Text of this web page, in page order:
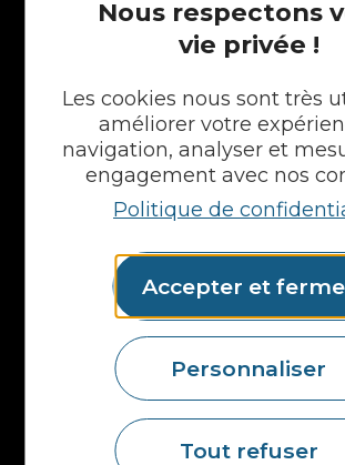
Nous respectons
vie privée !
Les cookies nous sont très
améliorer votre
navigation, analyser et
engagement avec nos
Politique de
Accepter et
Personnaliser
Tout refuser
Plans en Stratifié
Plans en Compact
Crédences
Cuves
Portes et façades
Formes spéciales
Etagères
Accessoires
Plans vasques
Mural
MAIS AUSSI...
Fidelem